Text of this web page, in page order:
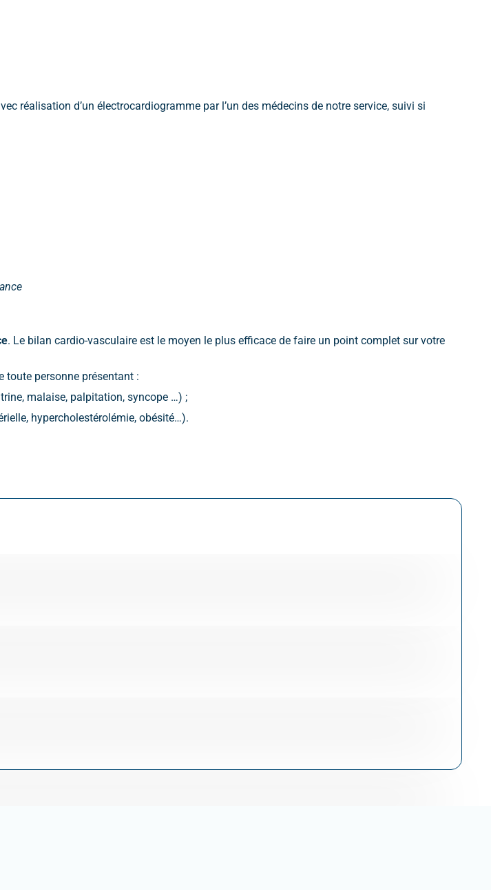
réalisation d’un électrocardiogramme par l’un des médecins de notre service, suivi si
. Le bilan cardio-vasculaire est le moyen le plus efficace de faire un point complet sur votre
toute personne présentant :
malaise, palpitation, syncope …) ;
hypercholestérolémie, obésité…).